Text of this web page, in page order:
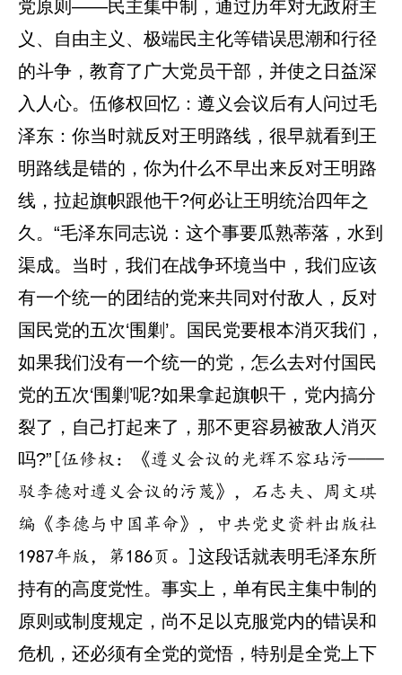
党原则——民主集中制，通过历年对无政府主
义、自由主义、极端民主化等错误思潮和行径
的斗争，教育了广大党员干部，并使之日益深
入人心。伍修权回忆：遵义会议后有人问过毛
泽东：你当时就反对王明路线，很早就看到王
明路线是错的，你为什么不早出来反对王明路
线，拉起旗帜跟他干?何必让王明统治四年之
久。“毛泽东同志说：这个事要瓜熟蒂落，水到
渠成。当时，我们在战争环境当中，我们应该
有一个统一的团结的党来共同对付敌人，反对
国民党的五次‘围剿’。国民党要根本消灭我们，
如果我们没有一个统一的党，怎么去对付国民
党的五次‘围剿’呢?如果拿起旗帜干，党内搞分
裂了，自己打起来了，那不更容易被敌人消灭
吗?” [伍修权：《遵义会议的光辉不容玷污——
驳李德对遵义会议的污蔑》，石志夫、周文琪
编《李德与中国革命》，中共党史资料出版社
1987年版，第186页。] 这段话就表明毛泽东所
持有的高度党性。事实上，单有民主集中制的
原则或制度规定，尚不足以克服党内的错误和
危机，还必须有全党的觉悟，特别是全党上下